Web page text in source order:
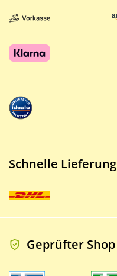
Schnelle Lieferung
Geprüfter Shop